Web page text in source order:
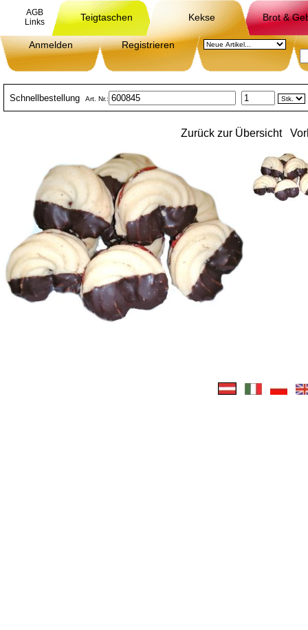
AGB
Links
Teigtaschen Kekse Brot &
Anmelden Registrieren
Schnellbestellung Art. Nr.:
Zurück zur Übersicht